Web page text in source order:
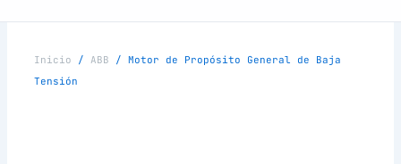
Inicio / ABB / Motor de Propósito General de Baja
Tensión